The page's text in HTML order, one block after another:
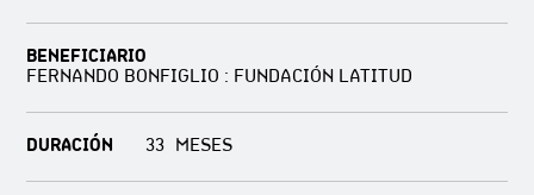
BENEFICIARIO
FERNANDO BONFIGLIO : FUNDACIÓN LATITUD
DURACIÓN 33